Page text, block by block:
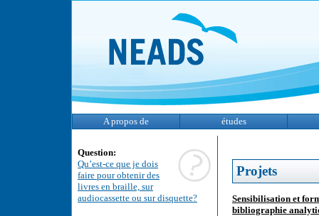
A propos de études
Question:
Qu’est-ce que je dois
faire pour obtenir des
livres en braille, sur
audiocassette ou sur disquette?
Projets
Sensibilisation et
bibliographie